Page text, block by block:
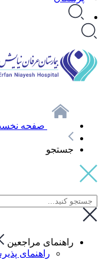
صفحه
جستجو
راهنمای مراجعین
راهنمای